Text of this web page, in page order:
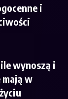
i
wynoszą i
w